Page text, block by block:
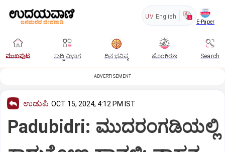
UV English
E-Paper
ಮುಖಪುಟ ಸುದ್ದಿ ವಿಭಾಗ ದಿನ ಭವಿಷ್ಯ ಹೊಂಗಿರಣ Search
ADVERTISEMENT
ಉಡುಪಿ OCT 15, 2024, 4:12 PM IST
Padubidri: ಮುದರಂಗಡಿಯಲ್ಲಿ